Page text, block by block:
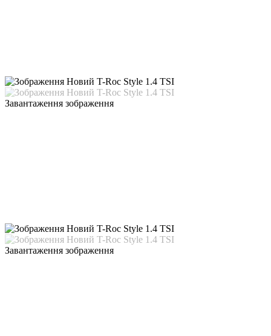
Завантаження зображення
Завантаження зображення